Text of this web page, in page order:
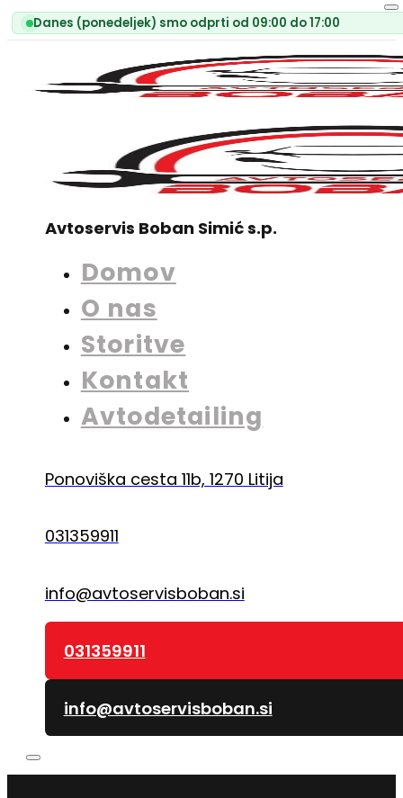
Danes (ponedeljek) smo odprti od 09:00 do 17:00
Avtoservis Boban Simić s.p.
Domov
O nas
Storitve
Kontakt
Avtodetailing
Ponoviška cesta 11b, 1270 Litija
031359911
info@avtoservisboban.si
031359911
info@avtoservisboban.si